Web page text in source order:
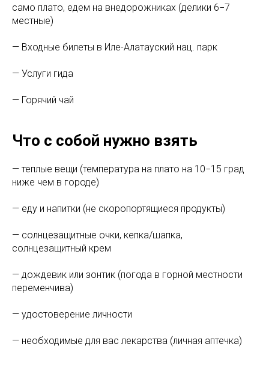
само плато, едем на внедорожниках (делики 6−7
местные)
— Входные билеты в Иле-Алатауский нац. парк
— Услуги гида
— Горячий чай
Что с собой нужно взять
— теплые вещи (температура на плато на 10−15 град
ниже чем в городе)
— еду и напитки (не скоропортящиеся продукты)
— солнцезащитные очки, кепка/шапка,
солнцезащитный крем
— дождевик или зонтик (погода в горной местности
переменчива)
— удостоверение личности
— необходимые для вас лекарства (личная аптечка)